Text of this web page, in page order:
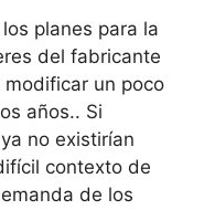
planes para la
del fabricante
un poco
años.. Si
no existirían
contexto de
de los